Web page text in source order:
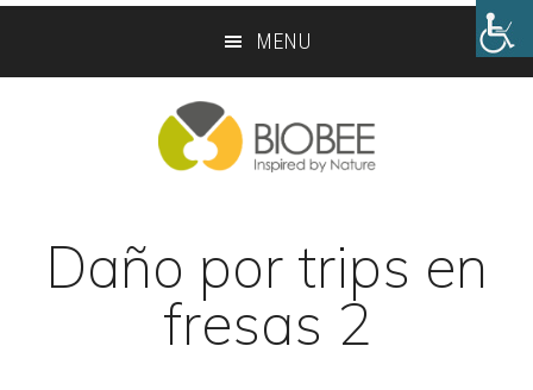
MENU
Daño por trips en
fresas 2